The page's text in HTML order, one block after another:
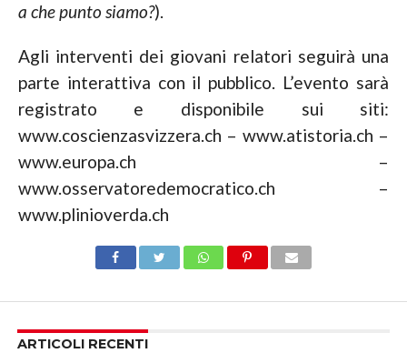
a che punto siamo?).
Agli interventi dei giovani relatori seguirà una
parte interattiva con il pubblico. L’evento sarà
registrato e disponibile sui siti:
www.coscienzasvizzera.ch – www.atistoria.ch –
www.europa.ch –
www.osservatoredemocratico.ch –
www.plinioverda.ch
ARTICOLI RECENTI